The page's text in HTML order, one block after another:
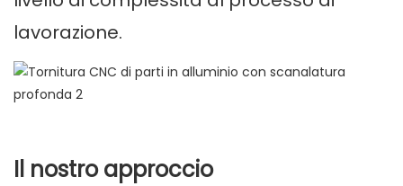
lavorazione.
Il nostro approccio